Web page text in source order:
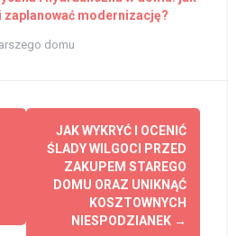
zaplanować modernizację?
domu
JAK WYKRYĆ I OCENIĆ
ŚLADY WILGOCI PRZED
ZAKUPEM STAREGO
DOMU ORAZ UNIKNĄĆ
KOSZTOWNYCH
NIESPODZIANEK →